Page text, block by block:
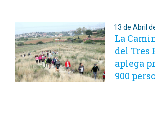
13 de Abril
La
del Tres
aplega
900